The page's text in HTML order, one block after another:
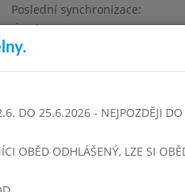
Poslední synchronizace:
Úterý 28.7.2026 15:19
Omezení objednávek
Praha - Čakovice
DO 25.6.2026 - NEJPOZDĚJI
OBĚD ODHLÁŠENÝ, LZE SI